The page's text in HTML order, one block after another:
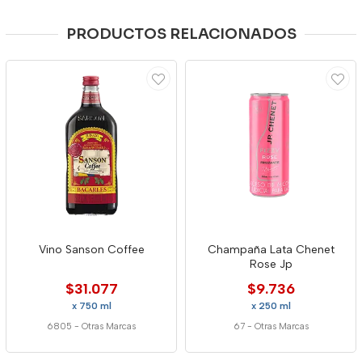
PRODUCTOS RELACIONADOS
Vino Sanson Coffee
$31.077
x 750 ml
6805 - Otras Marcas
Champaña Lata Chenet
Rose Jp
$9.736
x 250 ml
67 - Otras Marcas